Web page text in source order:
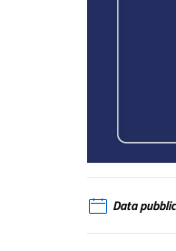
Il Ministro
Data